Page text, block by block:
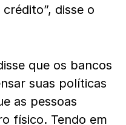
disse o
que os bancos
suas políticas
as pessoas
físico. Tendo em